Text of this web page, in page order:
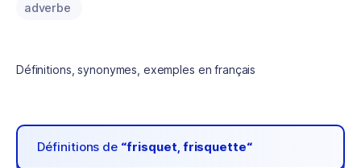
adverbe
Définitions, synonymes, exemples en français
Définitions de “frisquet, frisquette“